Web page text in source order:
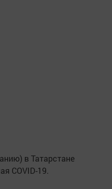
в Татарстане
COVID-19.